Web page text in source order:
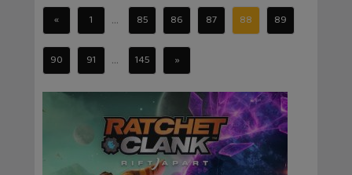
« 1 ... 85 86 87 88 89
90 91 ... 145 »